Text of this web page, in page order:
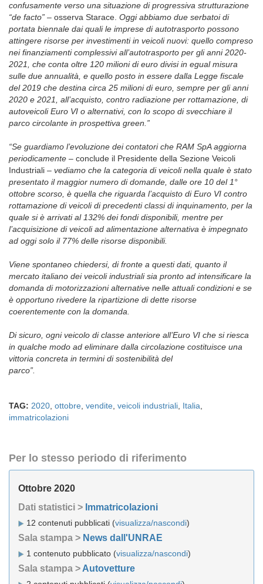
confusamente verso una situazione di progressiva strutturazione
“de facto” – osserva Starace. Oggi abbiamo due serbatoi di
portata biennale dai quali le imprese di autotrasporto possono
attingere risorse per investimenti in veicoli nuovi: quello compreso
nei finanziamenti complessivi all’auto­trasporto per gli anni 2020-
2021, che conta oltre 120 milioni di euro divisi in egual misura
sulle due annualità, e quello posto in essere dalla Legge fiscale
del 2019 che destina circa 25 milioni di euro, sempre per gli anni
2020 e 2021, all’acquisto, contro radiazione per rottamazione, di
autoveicoli Euro VI o alternativi, con lo scopo di svecchiare il
parco circolante in prospettiva green.”
“Se guardiamo l’evoluzione dei contatori che RAM SpA aggiorna
periodicamente – conclude il Presidente della Sezione Veicoli
Industriali – vediamo che la categoria di veicoli nella quale è stato
presentato il maggior numero di domande, dalle ore 10 del 1°
ottobre scorso, è quella che riguarda l’acquisto di Euro VI contro
rottamazione di veicoli di precedenti classi di inquinamento, per la
quale si è arrivati al 132% dei fondi disponibili, mentre per
l’acquisizione di veicoli ad alimentazione alternativa è impegnato
ad oggi solo il 77% delle risorse disponibili.
Viene spontaneo chiedersi, di fronte a questi dati, quanto il
mercato italiano dei veicoli industriali sia pronto ad intensificare la
domanda di motorizzazioni alternative nelle attuali condizioni e se
è opportuno rivedere la ripartizione di dette risorse
coerentemente con la domanda.
Di sicuro, ogni veicolo di classe anteriore all’Euro VI che si riesca
in qualche modo ad eliminare dalla circolazione costituisce una
vittoria concreta in termini di sostenibilità del
TAG: 2020 ottobre vendite veicoli industriali Italia
immatricolazioni
Per lo stesso periodo di riferimento
Ottobre 2020
Dati statistici > Immatricolazioni
12 contenuti pubblicati (visualizza/nascondi)
Sala stampa > News dall'UNRAE
1 contenuto pubblicato (visualizza/nascondi)
Sala stampa > Autovetture